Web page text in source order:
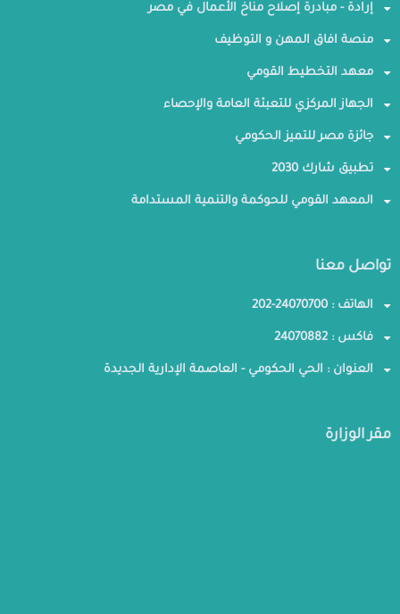
إرادة - مبادرة إصلاح مناخ الأعمال في مصر
منصة افاق المهن و التوظيف
معهد التخطيط القومي
الجهاز المركزي للتعبئة العامة والإحصاء
جائزة مصر للتميز الحكومي
تطبيق شارك 2030
المعهد القومي للحوكمة والتنمية المستدامة
تواصل معنا
الهاتف : 24070700-202
فاكس : 24070882
العنوان : الحي الحكومي - العاصمة الإدارية الجديدة
مقر الوزارة